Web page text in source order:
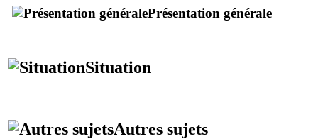
Présentation générale
Situation
Autres sujets